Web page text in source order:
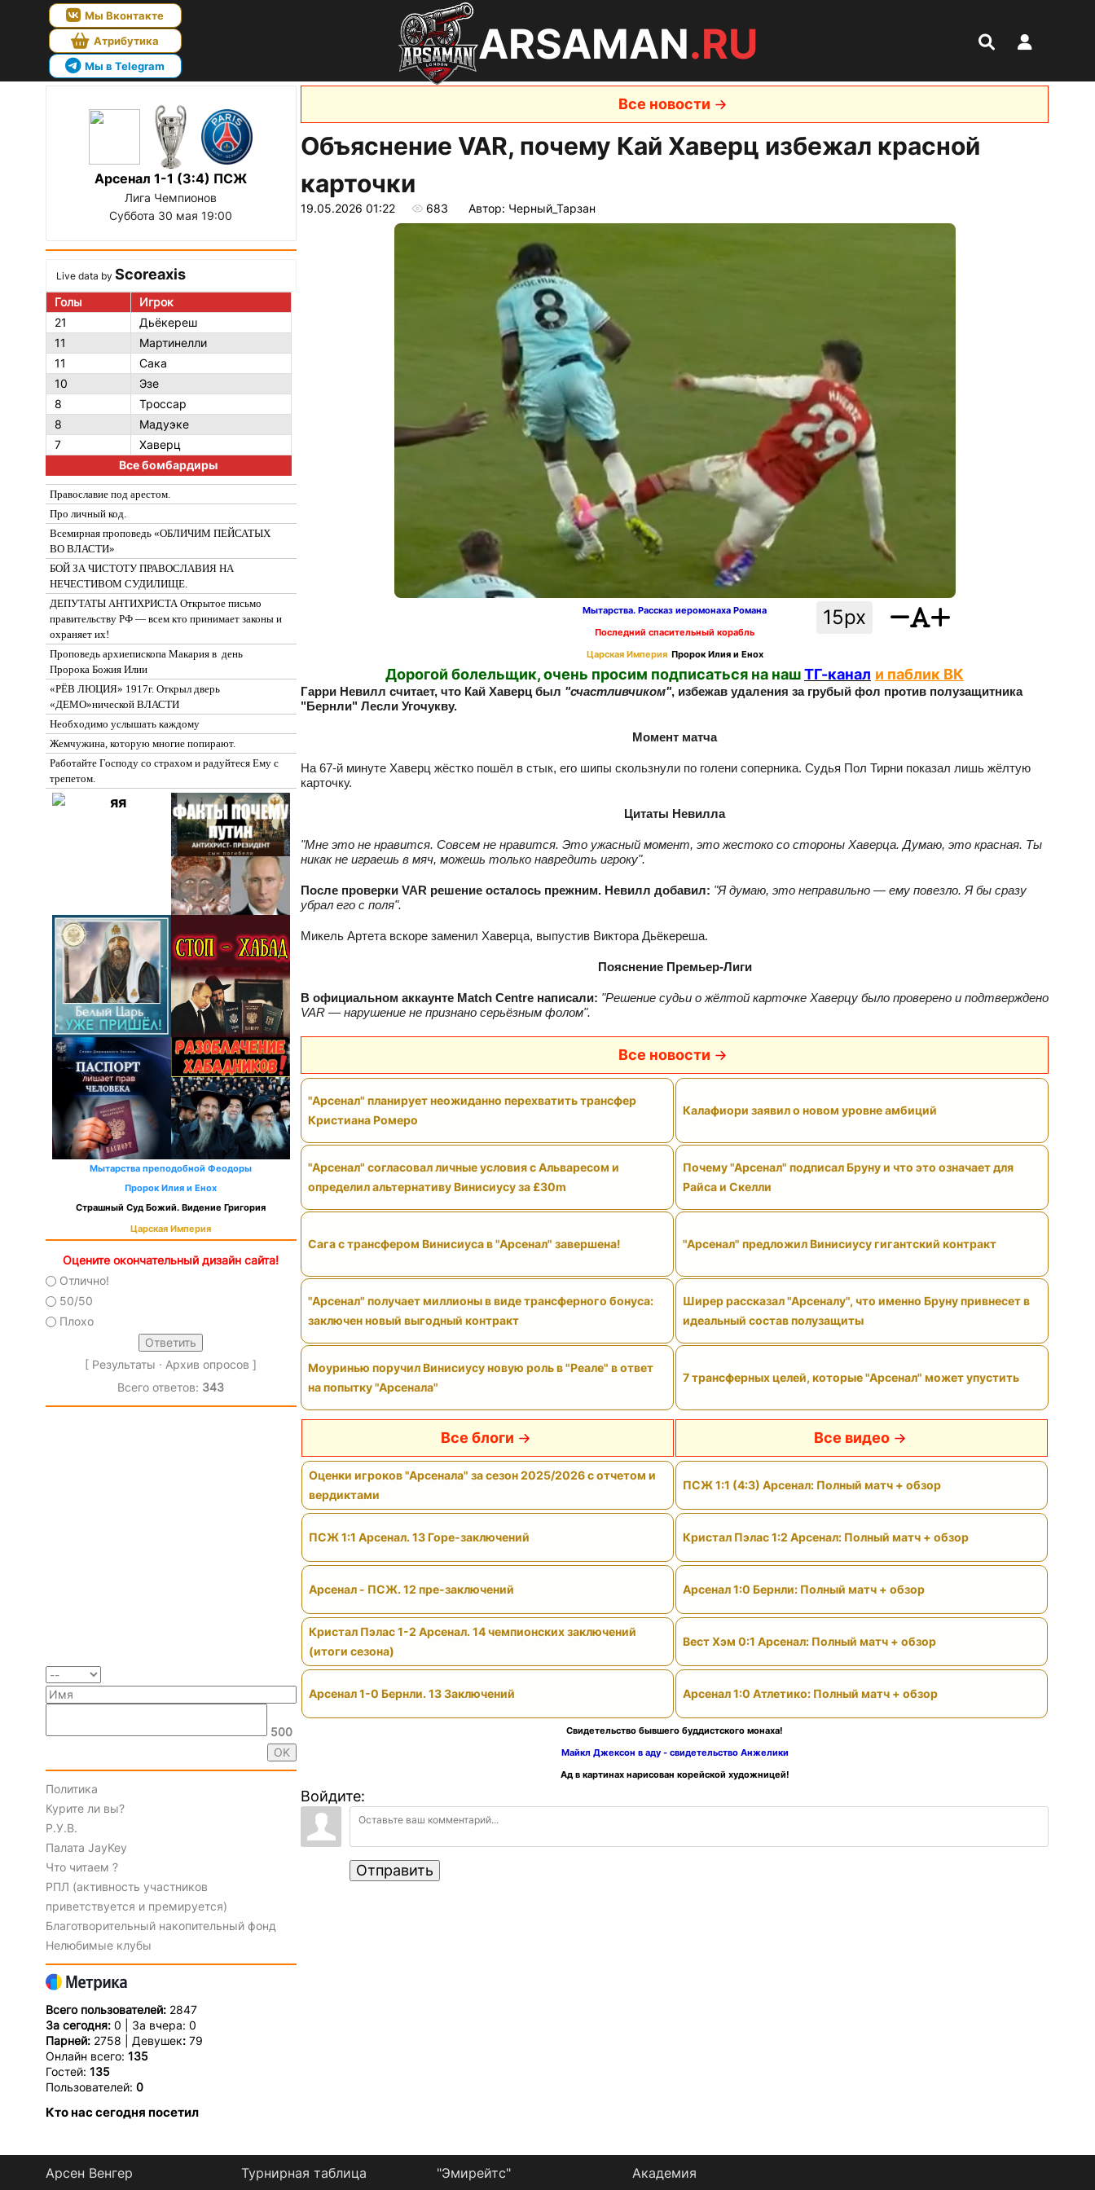
Мы Вконтакте
Атрибутика
Мы в Telegram
ARSAMAN.RU
Арсенал 1-1 (3:4) ПСЖ
Лига Чемпионов
Суббота 30 мая 19:00
Live data by Scoreaxis
Голы
Игрок
21
Дьёкереш
11
Мартинелли
11
Сака
10
Эзе
8
Троссар
8
Мадуэке
7
Хаверц
Все бомбардиры
Православие под арестом.
Про личный код.
Всемирная проповедь «ОБЛИЧИМ ПЕЙСАТЫХ
ВО ВЛАСТИ»
БОЙ ЗА ЧИСТОТУ ПРАВОСЛАВИЯ НА
НЕЧЕСТИВОМ СУДИЛИЩЕ.
ДЕПУТАТЫ АНТИХРИСТА Открытое письмо
правительству РФ — всем кто принимает законы и
охраняет их!
Проповедь архиепископа Макария в день
Пророка Божия Илии
«РЁВ ЛЮЦИЯ» 1917г. Открыл дверь
«ДЕМО»нической ВЛАСТИ
Необходимо услышать каждому
Жемчужина, которую многие попирают.
Работайте Господу со страхом и радуйтеся Ему с
трепетом.
Мытарства преподобной Феодоры
Пророк Илия и Енох
Страшный Суд Божий. Видение Григория
Царская Империя
Оцените окончательный дизайн сайта!
Отлично!
50/50
Плохо
[ Результаты · Архив опросов ]
Всего ответов: 343
500
Политика
Курите ли вы?
Р.У.В.
Палата JayKey
Что читаем ?
РПЛ (активность участников
приветствуется и премируется)
Благотворительный накопительный фонд
Нелюбимые клубы
Всего пользователей: 2847
За сегодня: 0 | За вчера: 0
Парней: 2758 | Девушек:79
Онлайн всего: 135
Гостей: 135
Пользователей: 0
Кто нас сегодня посетил
Все новости
Объяснение VAR, почему Кай Хаверц избежал красной
карточки
19.05.2026 01:22 683 Автор: Черный_Тарзан
15px
Мытарства. Рассказ иеромонаха Романа
Последний спасительный корабль
Царская Империя Пророк Илия и Енох
Дорогой болельщик, очень просим подписаться на нашТГ-канал и паблик ВК
Гарри Невилл считает, что Кай Хаверц был "счастливчиком", избежав удаления за грубый фол против полузащитника
"Бернли" Лесли Угочукву.
Момент матча
На 67‑й минуте Хаверц жёстко пошёл в стык, его шипы скользнули по голени соперника. Судья Пол Тирни показал лишь жёлтую
карточку.
Цитаты Невилла
"Мне это не нравится. Совсем не нравится. Это ужасный момент, это жестоко со стороны Хаверца. Думаю, это красная. Ты
никак не играешь в мяч, можешь только навредить игроку".
После проверки VAR решение осталось прежним. Невилл добавил: "Я думаю, это неправильно — ему повезло. Я бы сразу
убрал его с поля".
Микель Артета вскоре заменил Хаверца, выпустив Виктора Дьёкереша.
Пояснение Премьер‑Лиги
В официальном аккаунте Match Centre написали: "Решение судьи о жёлтой карточке Хаверцу было проверено и подтверждено
VAR — нарушение не признано серьёзным фолом".
Все новости
"Арсенал" планирует неожиданно перехватить трансфер
Кристиана Ромеро
Калафиори заявил о новом уровне амбиций
"Арсенал" согласовал личные условия с Альваресом и
определил альтернативу Винисиусу за £30m
Почему "Арсенал" подписал Бруну и что это означает для
Райса и Скелли
Сага с трансфером Винисиуса в "Арсенал" завершена! "Арсенал" предложил Винисиусу гигантский контракт
"Арсенал" получает миллионы в виде трансферного бонуса:
заключен новый выгодный контракт
Ширер рассказал "Арсеналу", что именно Бруну привнесет в
идеальный состав полузащиты
Моуринью поручил Винисиусу новую роль в "Реале" в ответ
на попытку "Арсенала"
7 трансферных целей, которые "Арсенал" может упустить
Все блоги
Оценки игроков "Арсенала" за сезон 2025/2026 с отчетом и
вердиктами
ПСЖ 1:1 Арсенал. 13 Горе-заключений
Арсенал - ПСЖ. 12 пре-заключений
Кристал Пэлас 1-2 Арсенал. 14 чемпионских заключений
(итоги сезона)
Арсенал 1-0 Бернли. 13 Заключений
Все видео
ПСЖ 1:1 (4:3) Арсенал: Полный матч + обзор
Кристал Пэлас 1:2 Арсенал: Полный матч + обзор
Арсенал 1:0 Бернли: Полный матч + обзор
Вест Хэм 0:1 Арсенал: Полный матч + обзор
Арсенал 1:0 Атлетико: Полный матч + обзор
Свидетельство бывшего буддистского монаха!
Майкл Джексон в аду - свидетельство Анжелики
Ад в картинах нарисован корейской художницей!
Войдите:
Отправить
Арсен Венгер Турнирная таблица "Эмирейтс" Академия